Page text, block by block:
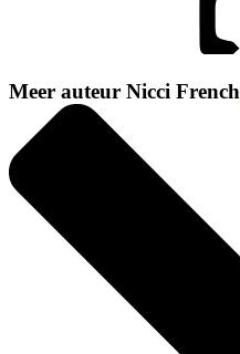
Meer auteur Nicci French